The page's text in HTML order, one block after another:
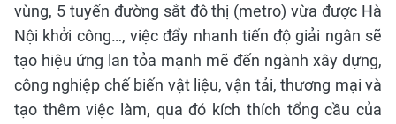
vùng, 5 tuyến đường sắt đô thị (metro) vừa được Hà
Nội khởi công…, việc đẩy nhanh tiến độ giải ngân sẽ
tạo hiệu ứng lan tỏa mạnh mẽ đến ngành xây dựng,
công nghiệp chế biến vật liệu, vận tải, thương mại và
tạo thêm việc làm, qua đó kích thích tổng cầu của